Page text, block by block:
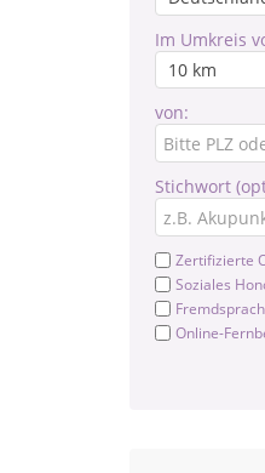
Im Umkreis
von:
Stichwort
Zertifizierte
Soziales
Online-